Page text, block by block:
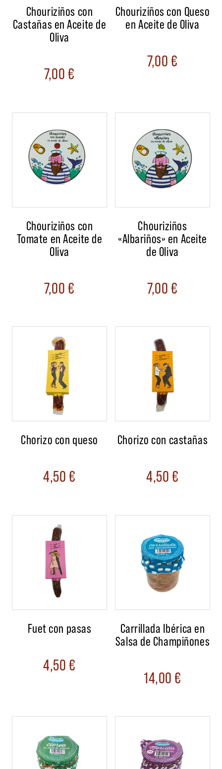
Chouriziños con
Castañas en Aceite de
Oliva
7,00€
Chouriziños con Queso
en Aceite de Oliva
7,00€
Chouriziños con
Tomate en Aceite de
Oliva
7,00€
Chouriziños
«Albariños» en Aceite
de Oliva
7,00€
Chorizo con queso
4,50€
Chorizo con castañas
4,50€
Fuet con pasas
4,50€
Carrillada Ibérica en
Salsa de Champiñones
14,00€